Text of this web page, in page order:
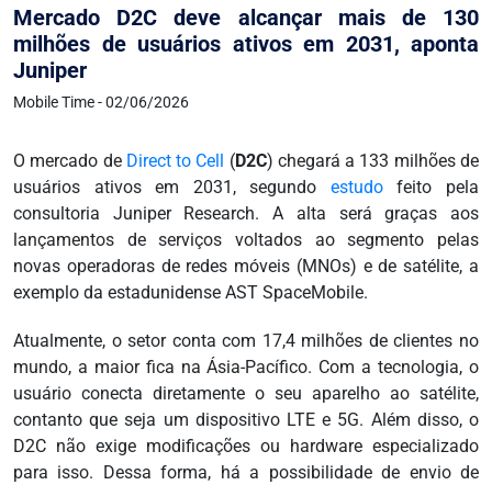
Mercado D2C deve alcançar mais de 130
milhões de usuários ativos em 2031, aponta
Juniper
Mobile Time - 02/06/2026
O mercado de Direct to Cell (D2C) chegará a 133 milhões de
usuários ativos em 2031, segundo estudofeito pela
consultoria Juniper Research. A alta será graças aos
lançamentos de serviços voltados ao segmento pelas
novas operadoras de redes móveis (MNOs) e de satélite, a
exemplo da estadunidense AST SpaceMobile.
Atualmente, o setor conta com 17,4 milhões de clientes no
mundo, a maior fica na Ásia-Pacífico. Com a tecnologia, o
usuário conecta diretamente o seu aparelho ao satélite,
contanto que seja um dispositivo LTE e 5G. Além disso, o
D2C não exige modificações ou hardware especializado
para isso. Dessa forma, há a possibilidade de envio de